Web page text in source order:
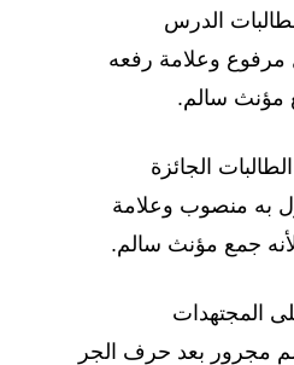
الدرس
مرفوع وعلامة رفعه
مؤنث سالم.
الجائزة
به منصوب وعلامة
جمع مؤنث سالم.
المجتهدات
مجرور بعد حرف الجر